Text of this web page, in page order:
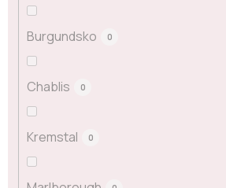
Burgundsko 0
Chablis 0
Kremstal 0